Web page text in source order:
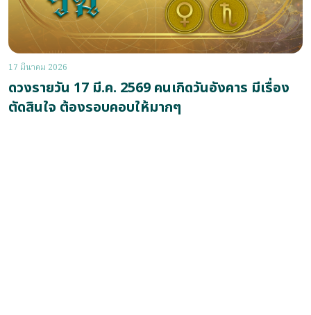
17 มีนาคม 2026
ดวงรายวัน 17 มี.ค. 2569 คนเกิดวันอังคาร มีเรื่อง
ตัดสินใจ ต้องรอบคอบให้มากๆ